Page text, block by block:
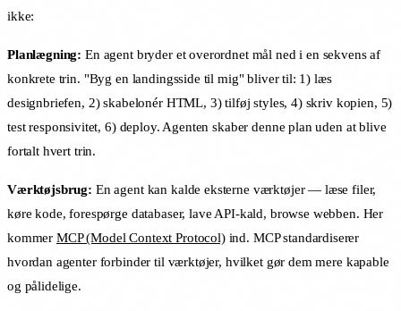
ikke:
Planlægning: En agent bryder et overordnet mål ned i en sekvens af
konkrete trin. "Byg en landingsside til mig" bliver til: 1) læs
designbriefen, 2) skabelonér HTML, 3) tilføj styles, 4) skriv kopien, 5)
test responsivitet, 6) deploy. Agenten skaber denne plan uden at blive
fortalt hvert trin.
Værktøjsbrug: En agent kan kalde eksterne værktøjer — læse filer,
køre kode, forespørge databaser, lave API-kald, browse webben. Her
kommer MCP (Model Context Protocol)ind. MCP standardiserer
hvordan agenter forbinder til værktøjer, hvilket gør dem mere kapable
og pålidelige.